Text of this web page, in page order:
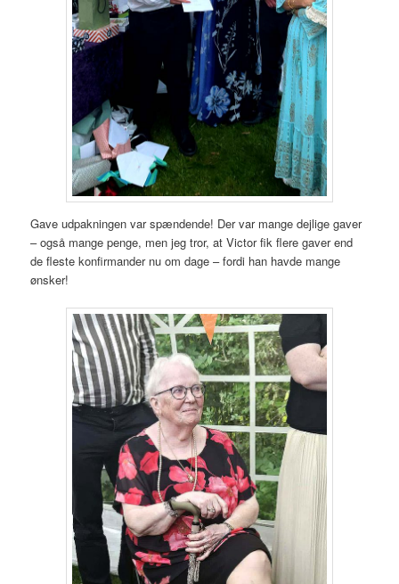
Gave udpakningen var spændende! Der var mange dejlige gaver
– også mange penge, men jeg tror, at Victor fik flere gaver end
de fleste konfirmander nu om dage – fordi han havde mange
ønsker!